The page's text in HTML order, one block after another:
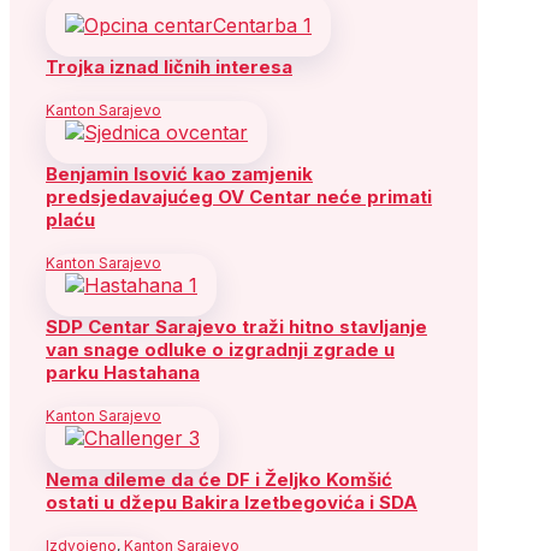
Trojka iznad ličnih interesa
Kanton Sarajevo
Benjamin Isović kao zamjenik
predsjedavajućeg OV Centar neće primati
plaću
Kanton Sarajevo
SDP Centar Sarajevo traži hitno stavljanje
van snage odluke o izgradnji zgrade u
parku Hastahana
Kanton Sarajevo
Nema dileme da će DF i Željko Komšić
ostati u džepu Bakira Izetbegovića i SDA
Izdvojeno, Kanton Sarajevo